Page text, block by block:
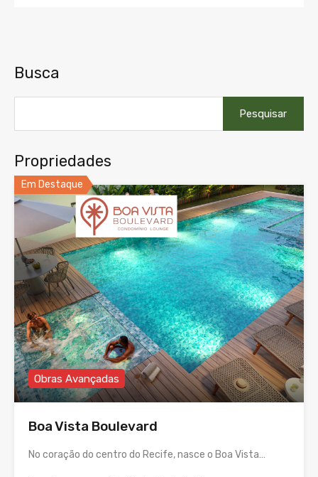
Busca
por:
Propriedades
Em Destaque
Obras Avançadas
Boa Vista Boulevard
No coração do centro do Recife, nasce o Boa Vista…